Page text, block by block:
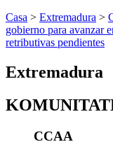
Casa > Extremadura >
gobierno para avanzar
retributivas pendientes
Extremadura
CCAA